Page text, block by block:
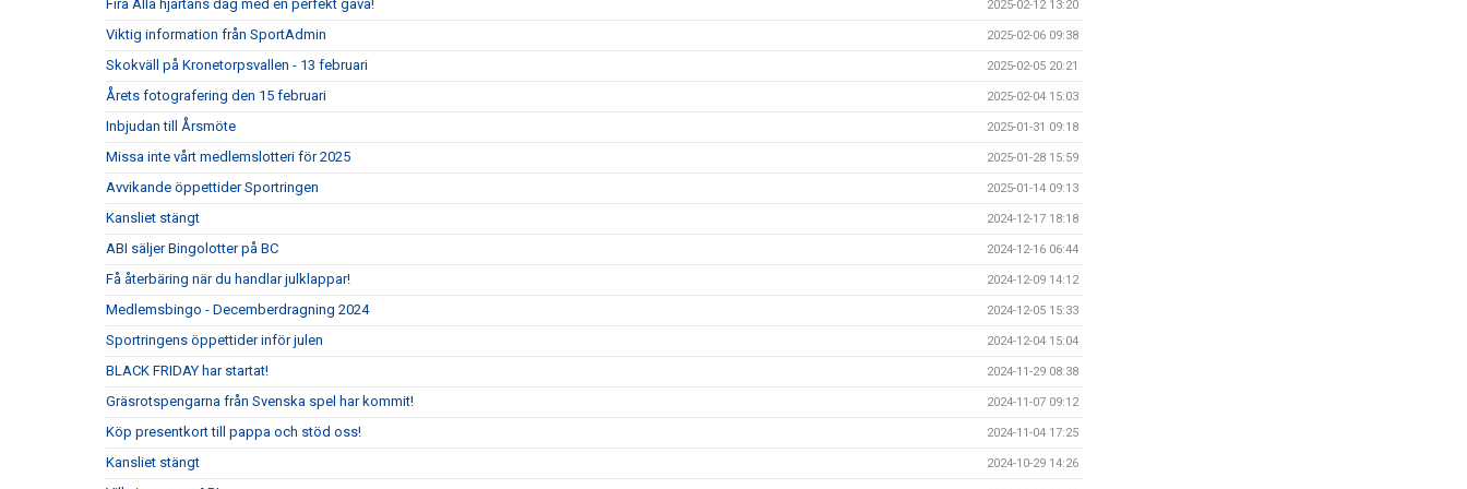
Fira Alla hjärtans dag med en perfekt gåva! 2025-02-12 13:20
Viktig information från SportAdmin 2025-02-06 09:38
Skokväll på Kronetorpsvallen - 13 februari 2025-02-05 20:21
Årets fotografering den 15 februari 2025-02-04 15:03
Inbjudan till Årsmöte 2025-01-31 09:18
Missa inte vårt medlemslotteri för 2025 2025-01-28 15:59
Avvikande öppettider Sportringen 2025-01-14 09:13
Kansliet stängt 2024-12-17 18:18
ABI säljer Bingolotter på BC 2024-12-16 06:44
Få återbäring när du handlar julklappar! 2024-12-09 14:12
Medlemsbingo - Decemberdragning 2024 2024-12-05 15:33
Sportringens öppettider inför julen 2024-12-04 15:04
BLACK FRIDAY har startat! 2024-11-29 08:38
Gräsrotspengarna från Svenska spel har kommit! 2024-11-07 09:12
Köp presentkort till pappa och stöd oss! 2024-11-04 17:25
Kansliet stängt 2024-10-29 14:26